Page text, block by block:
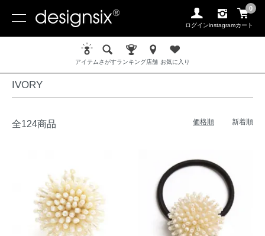
ログインinstagram
0
カート
アイテムさがすランキング店舗 お気に入り
IVORY
IVORY
全124商品 価格順 新着順